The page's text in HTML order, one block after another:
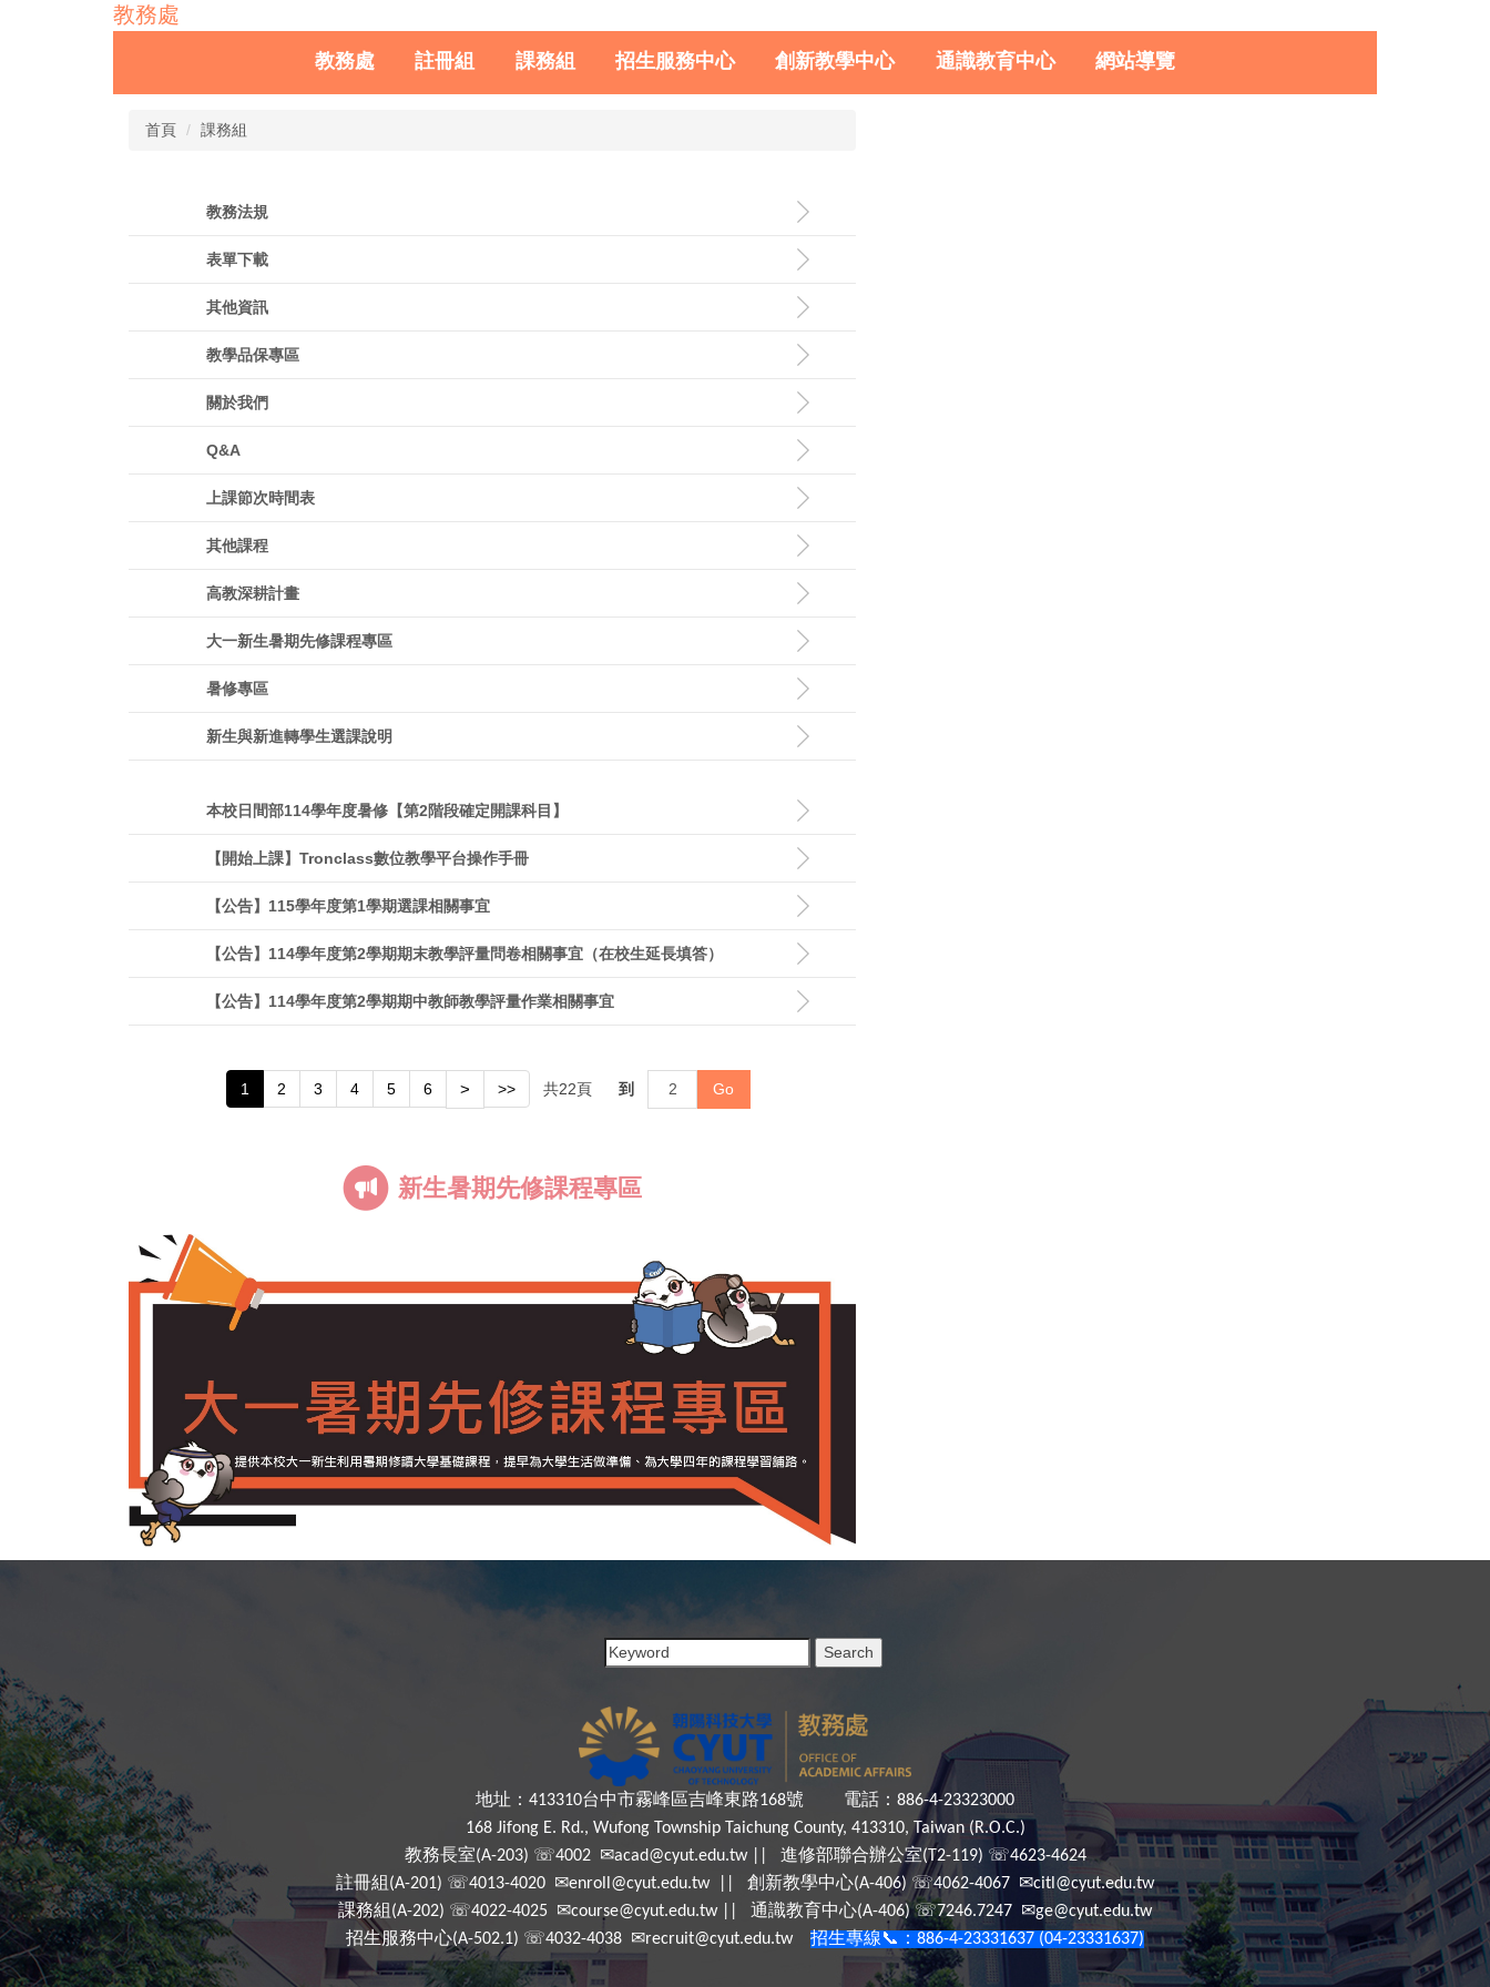
教務處
教務處 註冊組 課務組 招生服務中心 創新教學中心 通識教育中心 網站導覽
首頁 課務組
教務法規
表單下載
其他資訊
教學品保專區
關於我們
Q&A
上課節次時間表
其他課程
高教深耕計畫
大一新生暑期先修課程專區
暑修專區
新生與新進轉學生選課說明
本校日間部114學年度暑修【第2階段確定開課科目】
【開始上課】Tronclass數位教學平台操作手冊
【公告】115學年度第1學期選課相關事宜
【公告】114學年度第2學期期末教學評量問卷相關事宜（在校生延長填答）
【公告】114學年度第2學期期中教師教學評量作業相關事宜
1 2 3 4 5 6 > >> 共22頁 到 Go
新生暑期先修課程專區
地址： 413310台中市霧峰區吉峰東路168號 電話： 886-4-23323000
168 Jifong E. Rd., Wufong Township Taichung County, 413310, Taiwan (R.O.C.)
教務長室(A-203) ☏4002 ✉acad@cyut.edu.tw || 進修部聯合辦公室(T2-119) ☏4623-4624
註冊組 (A-201) ☏4013-4020 ✉enroll@cyut.edu.tw || 創新教學中心(A-406) ☏4062-4067 ✉citl@cyut.edu.tw
課務組 (A-202) ☏4022-4025 ✉course@cyut.edu.tw || 通識教育中心(A-406)☏7246.7247 ✉ge@cyut.edu.tw
招生服務中心(A-502.1) ☏4032-4038 ✉recruit@cyut.edu.tw 招生專線📞 ： 886-4-23331637 (04-23331637)